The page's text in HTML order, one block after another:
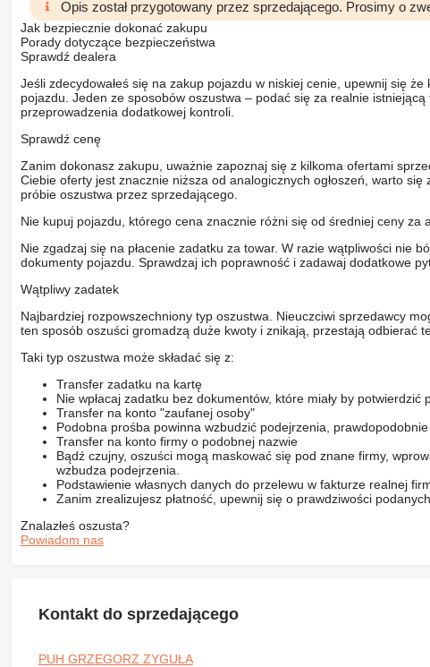
Opis został przygotowany przez sprzedającego. Prosimy o
Jak bezpiecznie dokonać zakupu
Porady dotyczące bezpieczeństwa
Sprawdź dealera
Jeśli zdecydowałeś się na zakup pojazdu w niskiej cenie, upewnij się
pojazdu. Jeden ze sposobów oszustwa – podać się za realnie
przeprowadzenia dodatkowej kontroli.
Sprawdź cenę
Zanim dokonasz zakupu, uważnie zapoznaj się z kilkoma ofertami
Ciebie oferty jest znacznie niższa od analogicznych ogłoszeń, warto
próbie oszustwa przez sprzedającego.
Nie kupuj pojazdu, którego cena znacznie różni się od średniej ceny za
Nie zgadzaj się na płacenie zadatku za towar. W razie wątpliwości nie
dokumenty pojazdu. Sprawdzaj ich poprawność i zadawaj dodatkowe
Wątpliwy zadatek
Najbardziej rozpowszechniony typ oszustwa. Nieuczciwi sprzedawcy
ten sposób oszuści gromadzą duże kwoty i znikają, przestają odbierać
Taki typ oszustwa może składać się z:
Transfer zadatku na kartę
Nie wpłacaj zadatku bez dokumentów, które miały by
Transfer na konto "zaufanej osoby"
Podobna prośba powinna wzbudzić podejrzenia,
Transfer na konto firmy o podobnej nazwie
Bądź czujny, oszuści mogą maskować się pod znane firmy,
wzbudza podejrzenia.
Podstawienie własnych danych do przelewu w fakturze realnej
Zanim zrealizujesz płatność, upewnij się o prawdziwości
Znalazłeś oszusta?
Powiadom nas
Kontakt do sprzedającego
PUH GRZEGORZ ZYGUŁA